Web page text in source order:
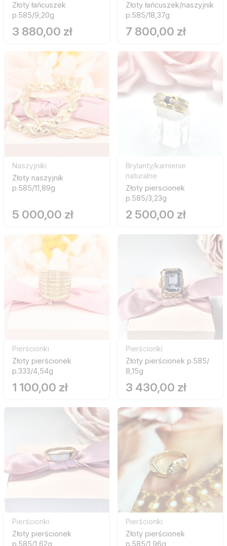
Złoty łańcuszek
p.585/9,20g
3 880,00 zł
Złoty łańcuszek/naszyjnik
p.585/18,37g
7 800,00 zł
Naszyjniki
Złoty naszyjnik
p.585/11,89g
5 000,00 zł
Brylanty/kamienie
naturalne
Złoty pierscionek
p.585/3,23g
2 500,00 zł
Pierścionki
Złoty pierścionek
p.333/4,54g
1 100,00 zł
Pierścionki
Złoty pierścionek p.585/
8,15g
3 430,00 zł
Pierścionki
Złoty pierścionek
p.585/1,62g
Pierścionki
Złoty pierścionek
p.585/1,96g